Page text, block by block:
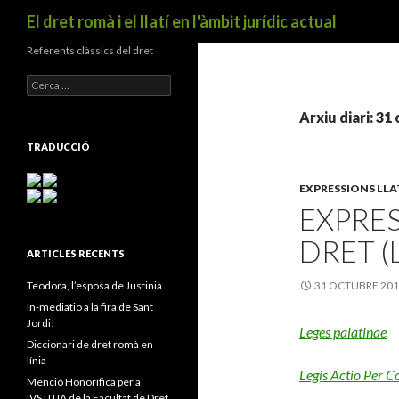
El dret romà i el llatí en l'àmbit jurídic actual
Arxiu diari: 31
EXPRESSIONS
DRET
31 OCTUBRE
Leges palatinae
Legis Actio Per
Referents clàssics del dret
C
e
a
TRADUCCIÓ
ARTICLES RECENTS
Teodora, l’esposa de Justinià
In-mediatio a la fira de Sant
Jordi!
Diccionari de dret romà en
línia
Menció Honorífica per a